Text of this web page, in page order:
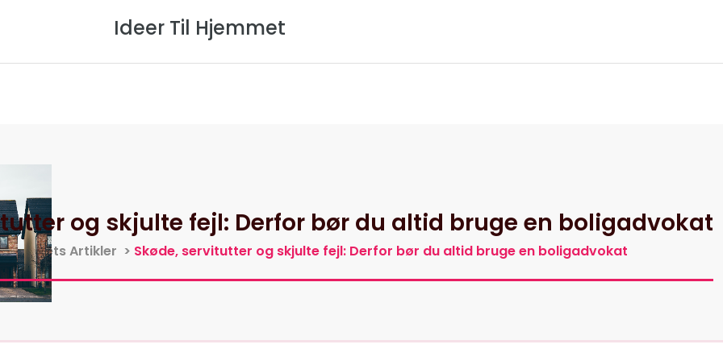
Ideer Til Hjemmet
og skjulte fejl: Derfor bør du altid bruge en boligadvokat
Artikler > Skøde, servitutter og skjulte fejl: Derfor bør du altid bruge en boligadvokat